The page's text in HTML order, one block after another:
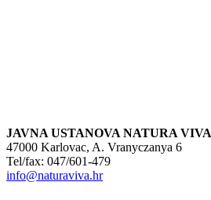
JAVNA USTANOVA NATURA VIVA
47000 Karlovac, A. Vranyczanya 6
Tel/fax: 047/601-479
info@naturaviva.hr